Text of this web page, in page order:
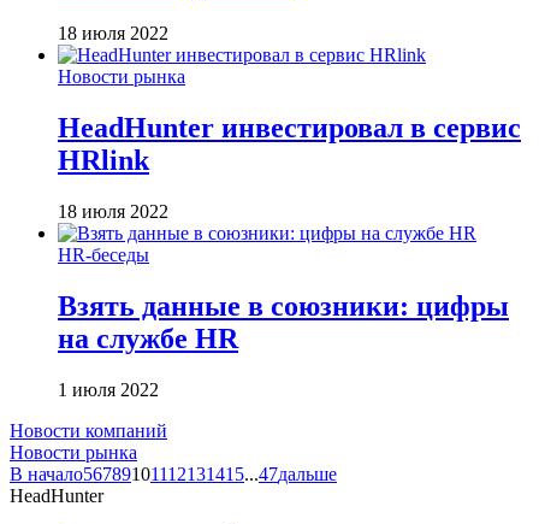
18 июля 2022
Новости рынка
HeadHunter инвестировал в сервис
HRlink
18 июля 2022
HR-беседы
Взять данные в союзники: цифры
на службе HR
1 июля 2022
Новости компаний
Новости рынка
В начало56789101112131415...47дальше
HeadHunter